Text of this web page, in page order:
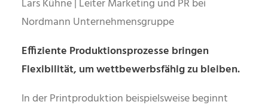
Lars Kühne | Leiter Marketing und PR bei
Nordmann Unternehmensgruppe
Effiziente Produktionsprozesse bringen
Flexibilität, um wettbewerbsfähig zu bleiben.
In der Printproduktion beispielsweise beginnt